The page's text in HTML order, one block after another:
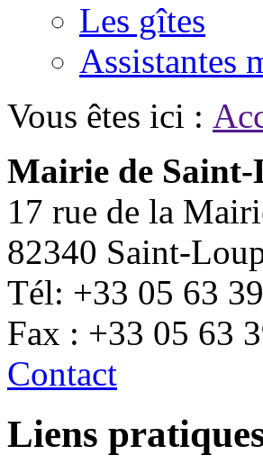
Les gîtes
Assistantes
Vous êtes ici :
Mairie de Saint-
17 rue de la
82340 Saint-
Tél: +33 05 63
Fax : +33 05 63
Contact
Liens